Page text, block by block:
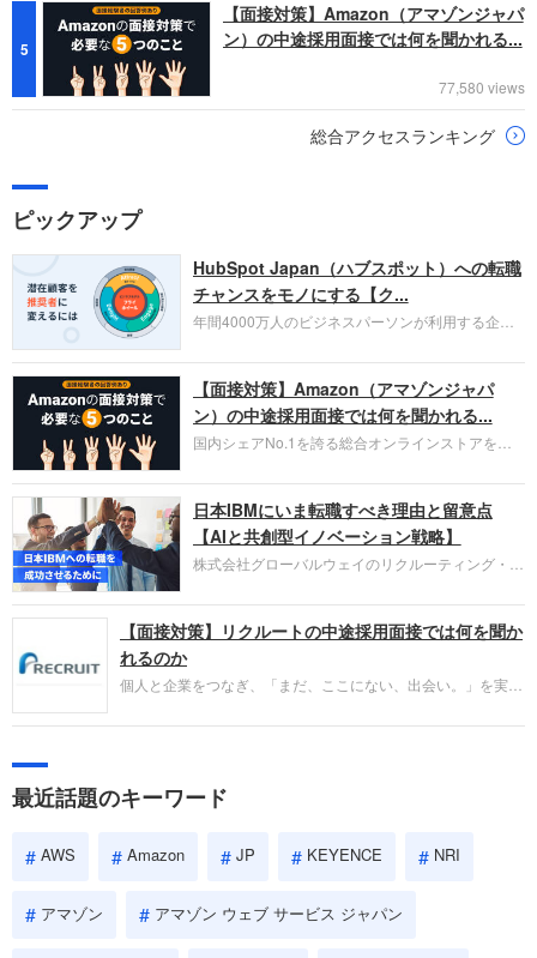
5
【面接対策】Amazon（アマゾンジャパ
ン）の中途採用面接では何を聞かれる...
77,580 views
総合アクセスランキング
ピックアップ
HubSpot Japan（ハブスポット）への転職
チャンスをモノにする【ク...
年間4000万人のビジネスパーソンが利用する企業
お勧めするイチオシ企業をご紹介します。今回はク
ラウド型CRMプラットフォームを提供する
HubSpot Japan（ハブスポット・ジャパン）株式会
社です。採用面接対策の企業研究にご活用くださ
い。
【面接対策】Amazon（アマゾンジャパ
ン）の中途採用面接では何を聞かれる...
国内シェアNo.1を誇る総合オンラインストアを運
圧倒的な存在感を持つAmazon。中途採用面接では
過去の具体的な業務成果やリーダーシップの発揮、
失敗からの学びが重視され、人間性やカルチャーフ
ィットも評価対象となり、長期的に成長できる仲間
であるかを多角的に審査されます。
日本IBMにいま転職すべき理由と留意点
【AIと共創型イノベーション戦略】
株式会社グローバルウェイのリクルーティング・パ
パーソンが利用する企業口コミサイト「キャリコ
ネ」の転職エージェントがお勧めするイチオシ企業
IBMです。採用面接対策の企業研究にご活用くださ
い。
【面接対策】リクルートの中途採用面接では何を聞か
れるのか
個人と企業をつなぎ、「まだ、ここにない、出会い。」を実現
やこれまでの成果を具体的に問われるほか、「人間性」も評価
しょう。
最近話題のキーワード
AWS Amazon JP KEYENCE NRI
アマゾン アマゾン ウェブ サービス ジャパン